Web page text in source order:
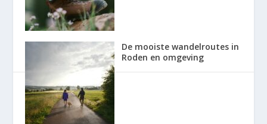
De mooiste wandelroutes in
Roden en omgeving